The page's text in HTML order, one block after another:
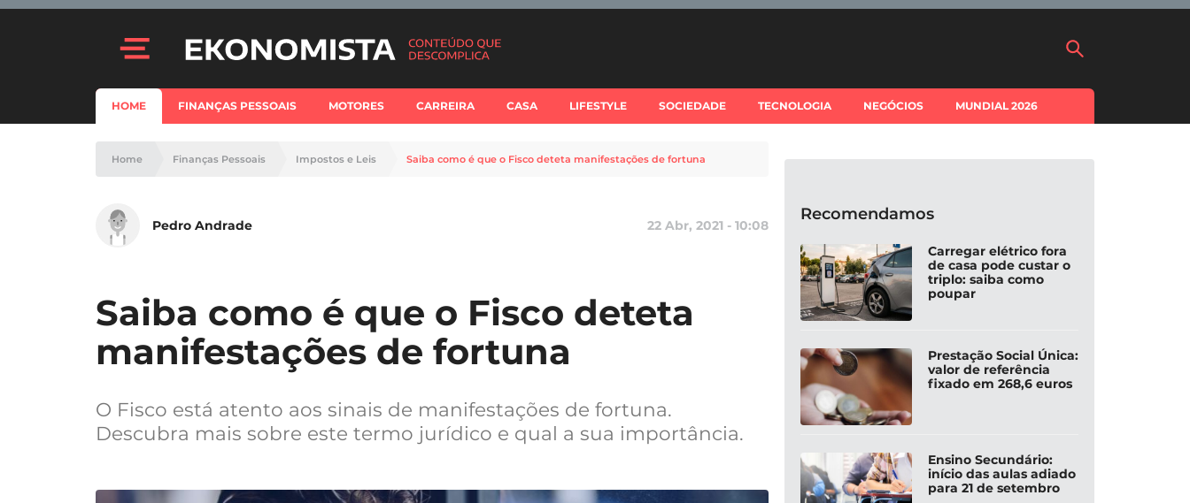
HOME FINANÇAS PESSOAIS MOTORES CARREIRA CASA LIFESTYLE SOCIEDADE TECNOLOGIA NEGÓCIOS MUNDIAL 2026
Home Finanças Pessoais Impostos e Leis Saiba como é que o Fisco deteta manifestações de fortuna
Pedro Andrade 22 Abr, 2021 - 10:08
Saiba como é que o Fisco deteta
manifestações de fortuna
O Fisco está atento aos sinais de manifestações de fortuna.
Descubra mais sobre este termo jurídico e qual a sua importância.
Recomendamos
Carregar elétrico fora
de casa pode custar o
triplo: saiba como
poupar
Prestação Social Única:
valor de referência
fixado em 268,6 euros
Ensino Secundário:
início das aulas adiado
para 21 de setembro